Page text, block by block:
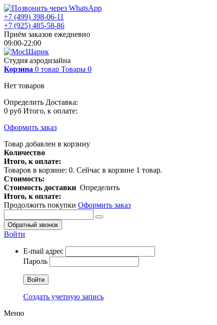
+7 (499) 398-06-11
+7 (925) 485-58-86
Приём заказов ежедневно
09:00-22:00
Студия аэродизайна
Корзина 0 товар Товары 0
Нет товаров
Определить Доставка:
0 руб Итого, к оплате:
Оформить заказ
Товар добавлен в корзину
Количество
Итого, к оплате:
Товаров в корзине: 0. Сейчас в корзине 1 товар.
Стоимость:
Стоимость доставки Определить
Итого, к оплате:
Продолжить покупки Оформить заказ
Обратный звонок
Войти
E-mail адрес
Пароль
Войти
Создать учетную запись
Меню